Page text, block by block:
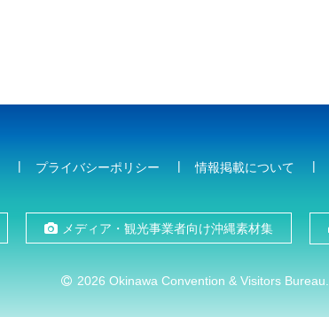
プライバシーポリシー 情報掲載について
メディア・観光事業者向け沖縄素材集
2026 Okinawa Convention & Visitors Bureau.